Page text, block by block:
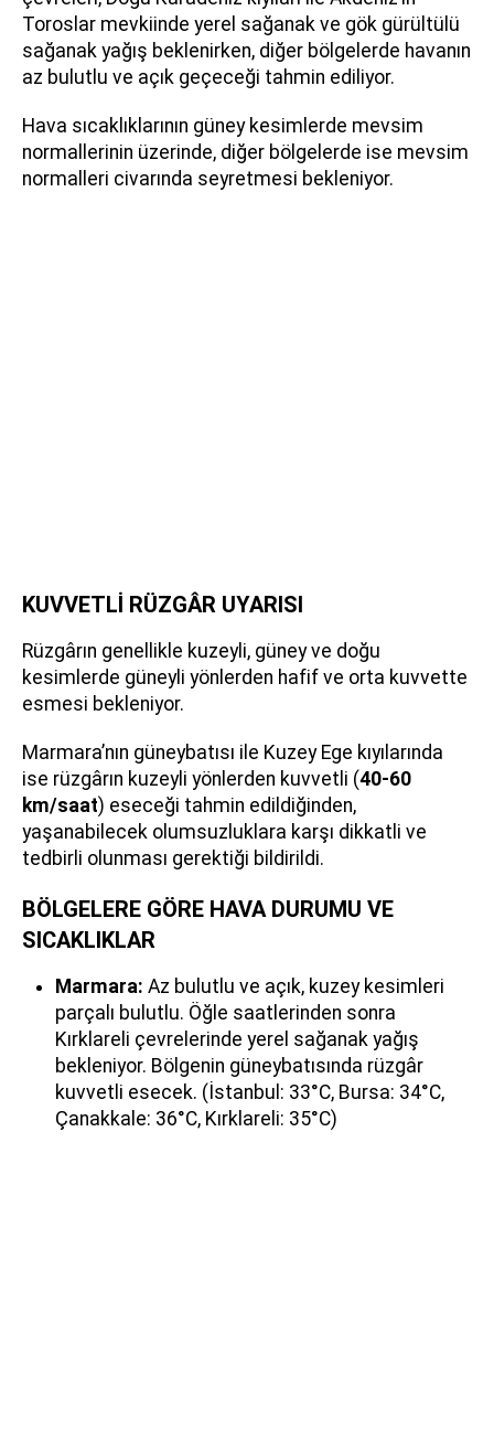
Toroslar mevkiinde yerel sağanak ve gök gürültülü
sağanak yağış beklenirken, diğer bölgelerde havanın
az bulutlu ve açık geçeceği tahmin ediliyor.
Hava sıcaklıklarının güney kesimlerde mevsim
normallerinin üzerinde, diğer bölgelerde ise mevsim
normalleri civarında seyretmesi bekleniyor.
KUVVETLİ RÜZGÂR UYARISI
Rüzgârın genellikle kuzeyli, güney ve doğu
kesimlerde güneyli yönlerden hafif ve orta kuvvette
esmesi bekleniyor.
Marmara’nın güneybatısı ile Kuzey Ege kıyılarında
ise rüzgârın kuzeyli yönlerden kuvvetli (40-60
km/saat) eseceği tahmin edildiğinden,
yaşanabilecek olumsuzluklara karşı dikkatli ve
tedbirli olunması gerektiği bildirildi.
BÖLGELERE GÖRE HAVA DURUMU VE
SICAKLIKLAR
Marmara: Az bulutlu ve açık, kuzey kesimleri
parçalı bulutlu. Öğle saatlerinden sonra
Kırklareli çevrelerinde yerel sağanak yağış
bekleniyor. Bölgenin güneybatısında rüzgâr
kuvvetli esecek. (İstanbul: 33°C, Bursa: 34°C,
Çanakkale: 36°C, Kırklareli: 35°C)